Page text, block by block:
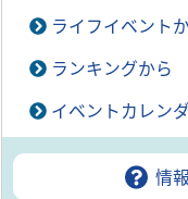
ライフイベント
ランキングから
イベントカレン
情